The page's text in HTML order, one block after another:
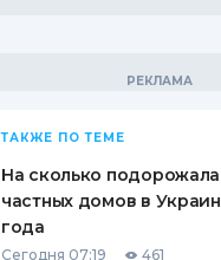
ТАКЖЕ ПО ТЕМЕ
На сколько
частных домов в
года
Сегодня 07:19 461